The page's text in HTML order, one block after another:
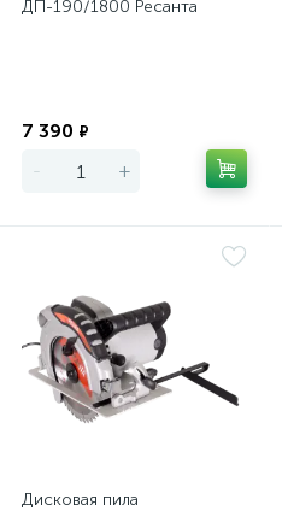
ДП-190/1800 Ресанта
7 390 ₽
- +
Дисковая пила